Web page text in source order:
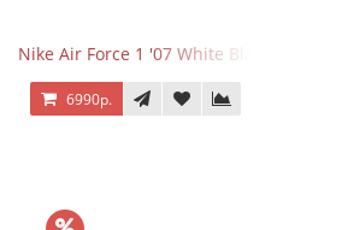
Nike Air Force 1 '07 White Black
6990р.